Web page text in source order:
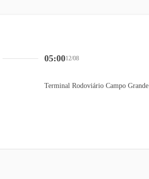
05:0012/08
Terminal Rodoviário Campo Grande